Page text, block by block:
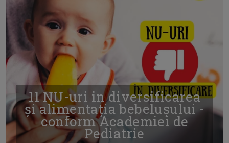
11 NU-uri in diversificarea
și alimentația bebelușului -
conform Academiei de
Pediatrie